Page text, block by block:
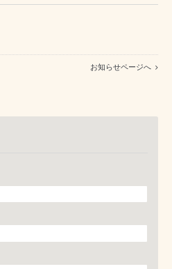
お知らせページへ